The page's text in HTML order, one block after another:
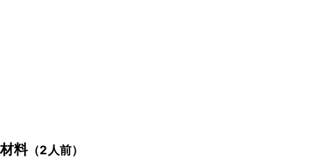
材料（2人前）